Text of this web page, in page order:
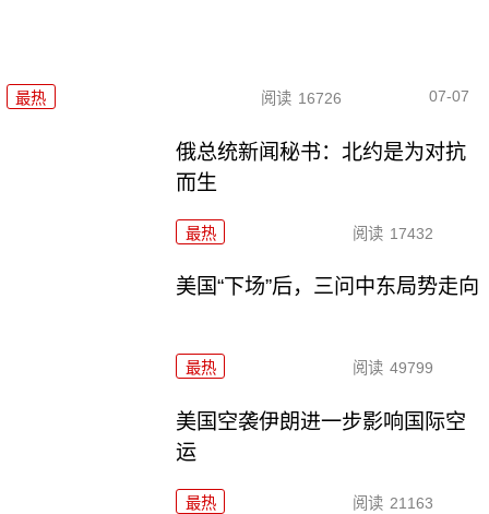
最热 阅读 16726 07-07
俄总统新闻秘书：北约是为对抗
而生
最热 阅读 17432
美国“下场”后，三问中东局势走向
最热 阅读 49799
美国空袭伊朗进一步影响国际空
运
最热 阅读 21163